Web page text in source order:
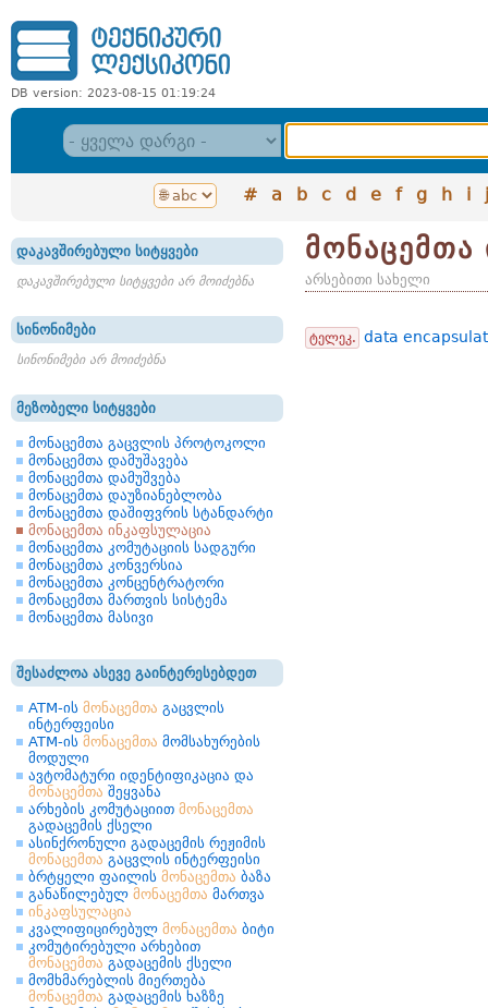
DB version: 2023-08-15 01:19:24
# a b c d e f g h i j
დაკავშირებული სიტყვები
დაკავშირებული სიტყვები არ მოიძებნა
სინონიმები
სინონიმები არ მოიძებნა
მეზობელი სიტყვები
მონაცემთა გაცვლის პროტოკოლი
მონაცემთა დამუშავება
მონაცემთა დამუშვება
მონაცემთა დაუზიანებლობა
მონაცემთა დაშიფვრის სტანდარტი
მონაცემთა ინკაფსულაცია
მონაცემთა კომუტაციის სადგური
მონაცემთა კონვერსია
მონაცემთა კონცენტრატორი
მონაცემთა მართვის სისტემა
მონაცემთა მასივი
შესაძლოა ასევე გაინტერესებდეთ
ATM-ის მონაცემთა გაცვლის
ინტერფეისი
ATM-ის მონაცემთა მომსახურების
მოდული
ავტომატური იდენტიფიკაცია და
მონაცემთა შეყვანა
არხების კომუტაციით მონაცემთა
გადაცემის ქსელი
ასინქრონული გადაცემის რეჟიმის
მონაცემთა გაცვლის ინტერფეისი
ბრტყელი ფაილის მონაცემთა ბაზა
განაწილებულ მონაცემთა მართვა
ინკაფსულაცია
კვალიფიცირებულ მონაცემთა ბიტი
კომუტირებული არხებით
მონაცემთა გადაცემის ქსელი
მომხმარებლის მიერთება
მონაცემთა გადაცემის ხაზზე
მონაცემთა
არსებითი სახელი
ტელეკ. data